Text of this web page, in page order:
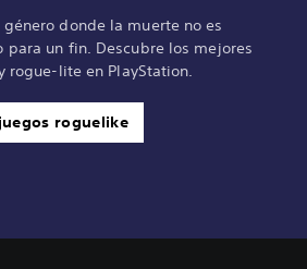
donde la muerte no es
para un fin. Descubre los mejores
rogue-lite en PlayStation.
roguelike